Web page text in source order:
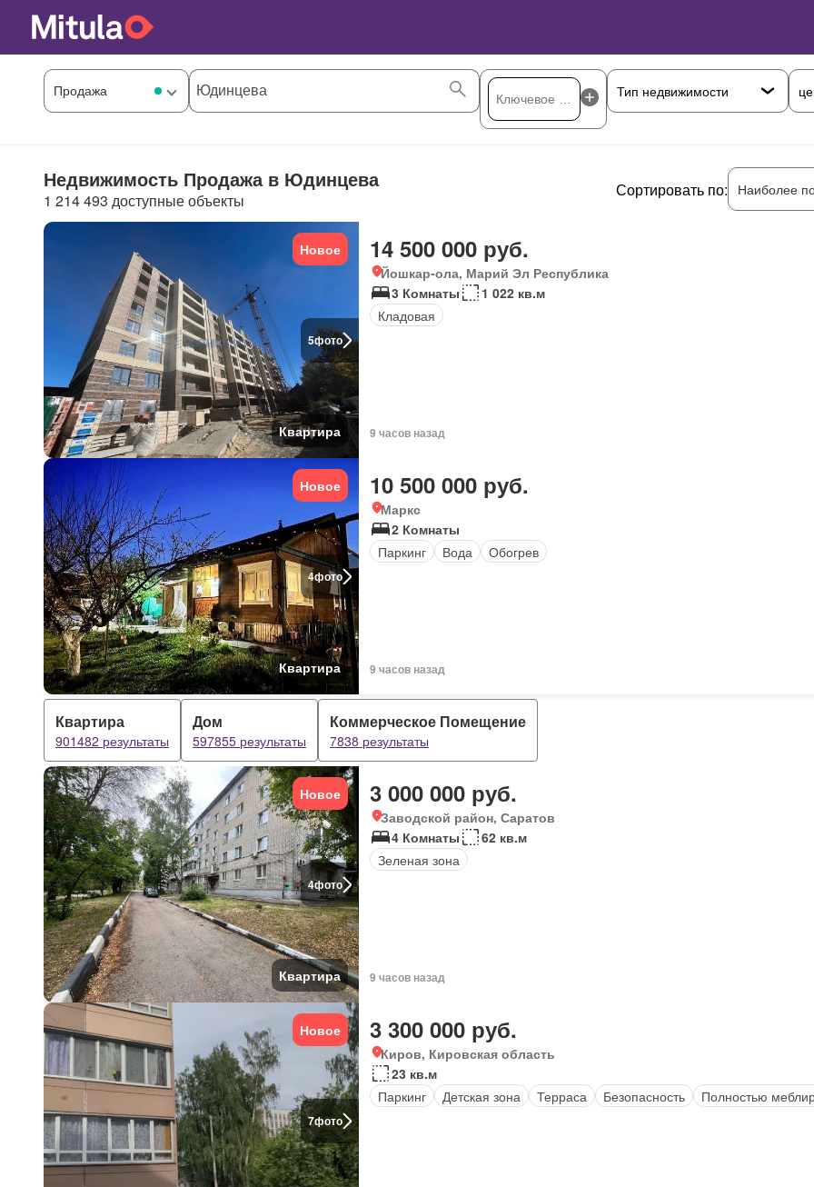
Недвижимость Продажа в Юдинцева
1 214 493 доступные объекты
Сортировать по: Наиболее
5фото
Новое
Квартира
14 500 000 руб.
Йошкар-ола, Марий Эл Республика
3 Комнаты
1 022 кв.м
Кладовая
9 часов назад
4фото
Новое
Квартира
10 500 000 руб.
Маркс
2 Комнаты
Паркинг
Вода Обогрев
9 часов назад
Квартира
901482 результаты
Дом
597855 результаты
Коммерческое Помещение
7838 результаты
4фото
Новое
Квартира
3 000 000 руб.
Заводской район, Саратов
4 Комнаты
62 кв.м
Зеленая зона
9 часов назад
7фото
Новое 3 300 000 руб.
Киров, Кировская область
23 кв.м
Паркинг
Детская зона Терраса Безопасность Полностью